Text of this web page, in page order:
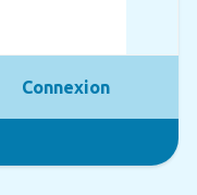
Connexion